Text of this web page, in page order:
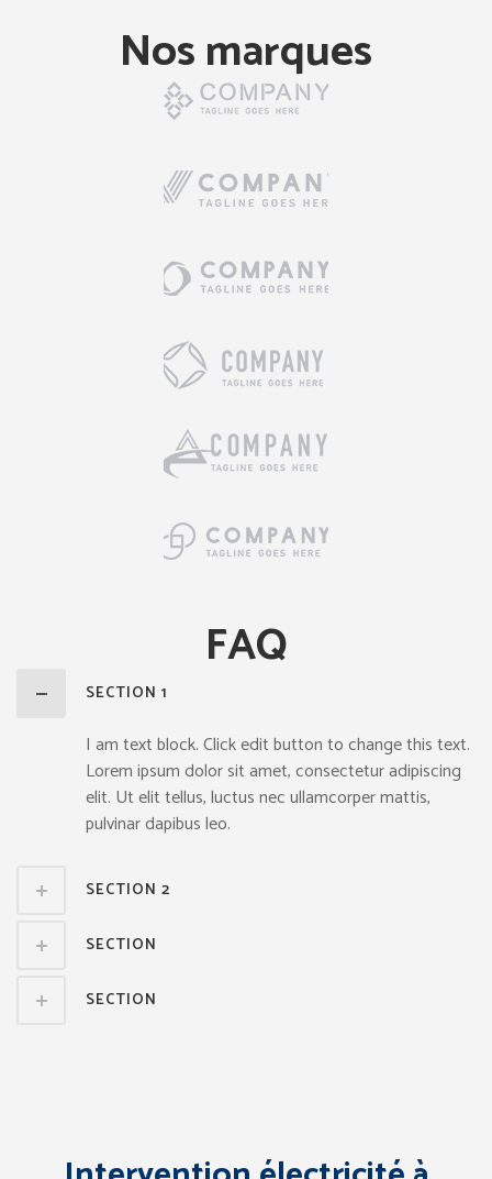
Nos marques
FAQ
SECTION 1
I am text block. Click edit button to change this text.
Lorem ipsum dolor sit amet, consectetur adipiscing
elit. Ut elit tellus, luctus nec ullamcorper mattis,
pulvinar dapibus leo.
SECTION 2
SECTION
SECTION